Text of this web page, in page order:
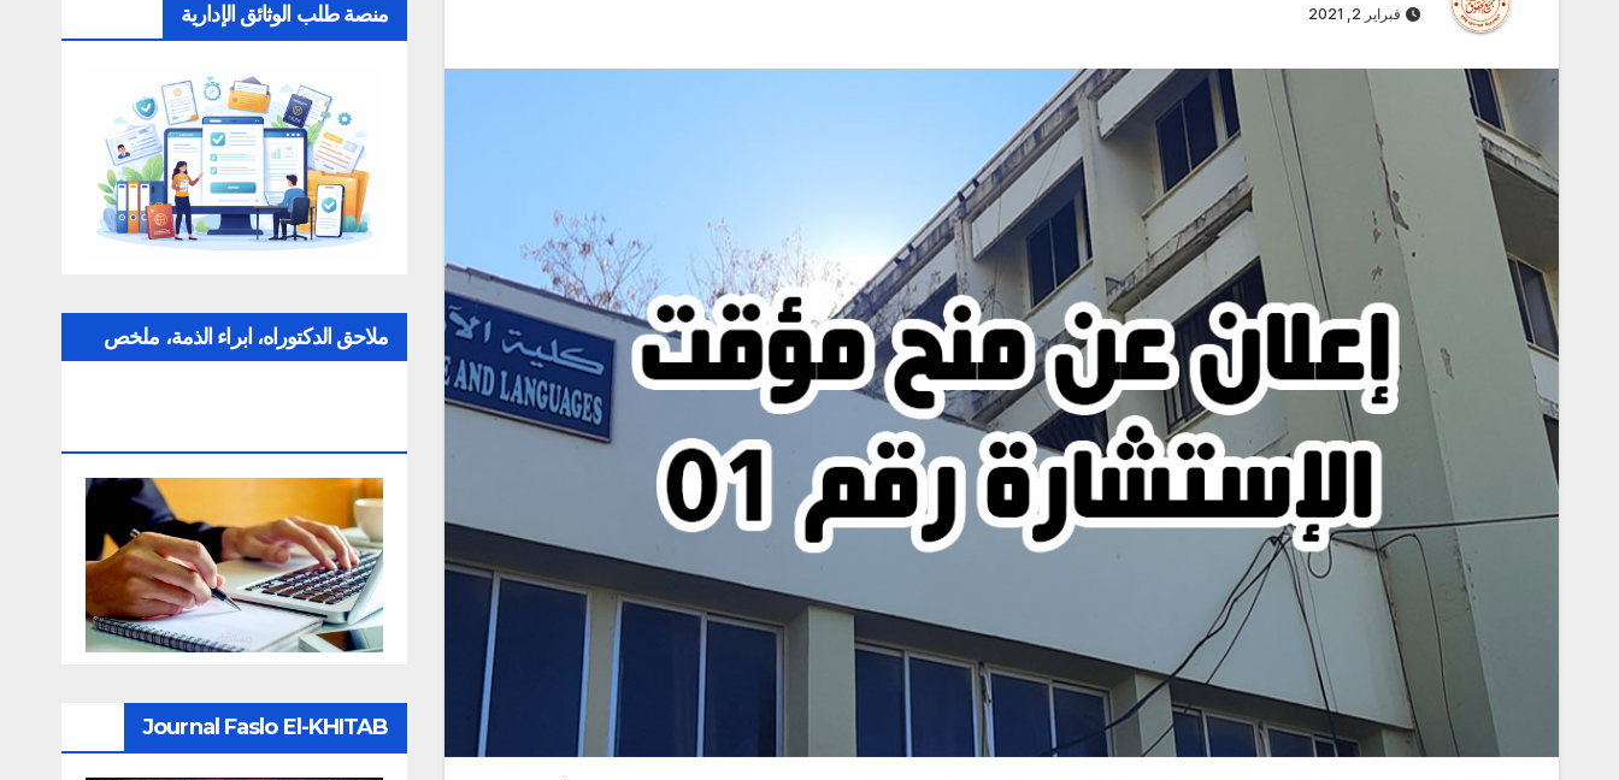
فبراير 2, 2021 منصة طلب الوثائق الإدارية
ملاحق الدكتوراه، ابراء الذمة، ملخص
Journal Faslo El-KHITAB